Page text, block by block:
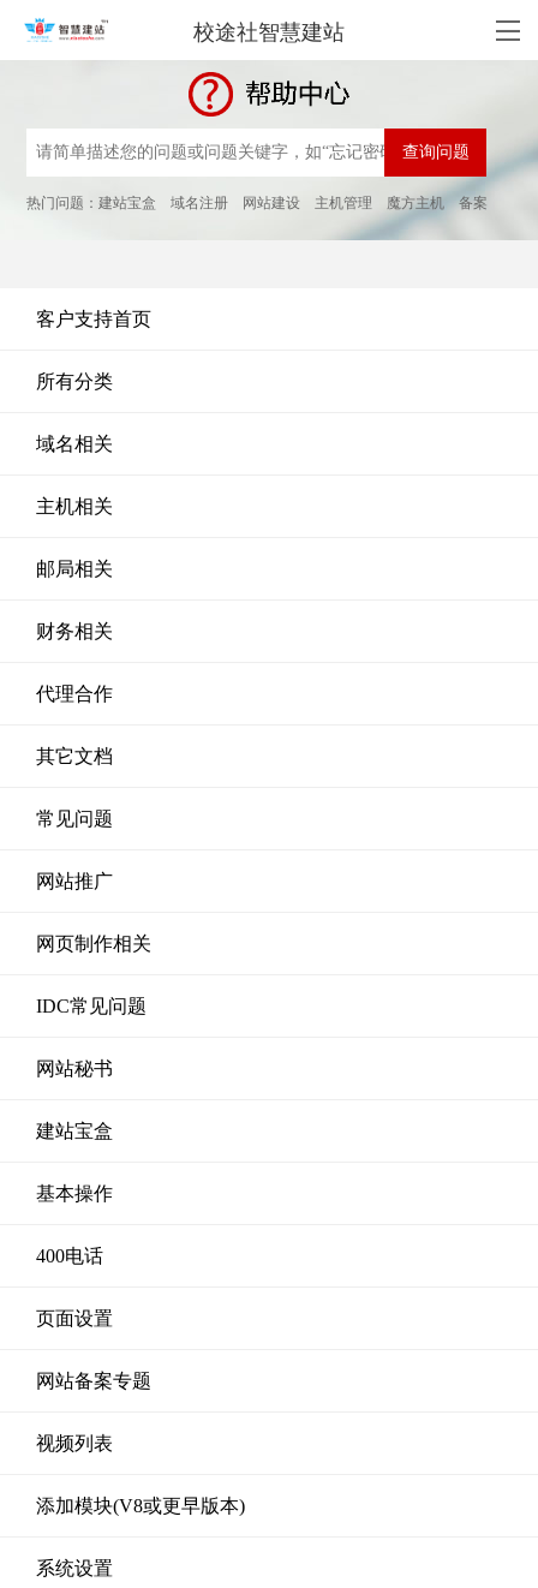
校途社智慧建站
热门问题：建站宝盒 域名注册 网站建设 主机管理 魔方主机 备案
客户支持首页
所有分类
域名相关
主机相关
邮局相关
财务相关
代理合作
其它文档
常见问题
网站推广
网页制作相关
IDC常见问题
网站秘书
建站宝盒
基本操作
400电话
页面设置
网站备案专题
视频列表
添加模块(V8或更早版本)
系统设置